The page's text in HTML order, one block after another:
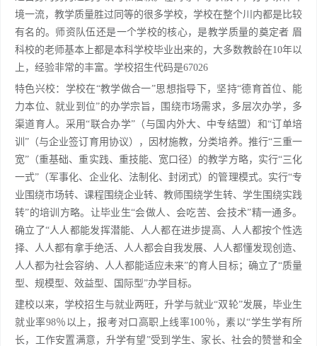
境一流，教学质量胜过同等的很多学校，学校在整个川内都是比较
有名的。师资队伍还是一个学校的核心，是教学质量的奠定者 眉
科校的老师基本上都是本科学校毕业出来的，大多数教龄在10年以
上，经验非常的丰富。学校招生代码是67026
特色兴校：学校在“教学做合一”思想指导下，坚持“德育首位、能
力本位、就业到位”的办学宗旨，围绕市场需求，多层次办学，多
渠道育人。采用“联合办学”（与国内外大、中专结盟）和“订单培
训”（与企业签订育用协议），因材施教，分类培养。推行“三重一
宽”（重基础、重实践、重技能、宽口径）的教学方略，实行“三化
一式”（军事化、企业化、法制化、封闭式）的管理模式。实行“专
业围绕市场转、课程围绕企业转、教师围绕学生转、学生围绕实践
转”的培训方略。让毕业生“会做人、会吃苦、会技术”精一通多。
确立了“人人都能发挥潜能、人人都在进步提高、人人都按个性选
择、人人都有拿手绝活、人人都会自我发展、人人都懂发现创造、
人人都为社会容纳、人人都能适应未来”的育人目标；确立了“质量
型、规模型、效益型、国际型”办学目标。
建校以来，学校招生与就业两旺，升学与就业“双轮”发展，毕业生
就业率98％以上，报考对口高职上线率100％，素以“学生学有所
长，工作安置满意，升学有望”受到学生、家长、社会的赞誉和全